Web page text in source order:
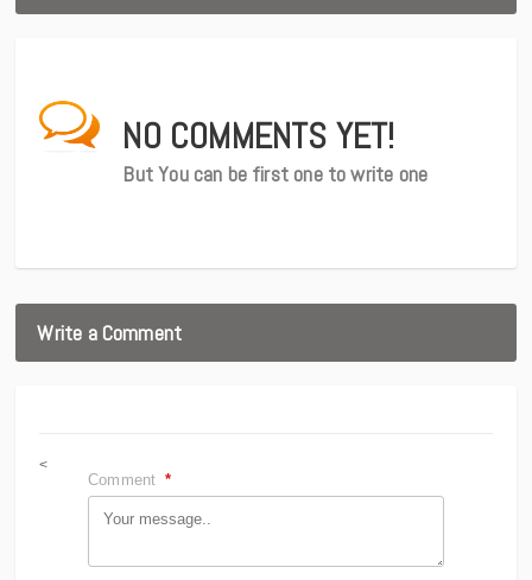
NO COMMENTS YET!
But You can be first one to write one
Write a Comment
<
Comment *